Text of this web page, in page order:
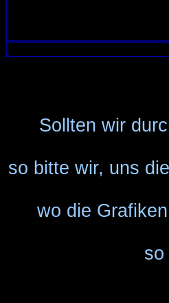
Sollten wir
so bitte wir, uns
wo die
so